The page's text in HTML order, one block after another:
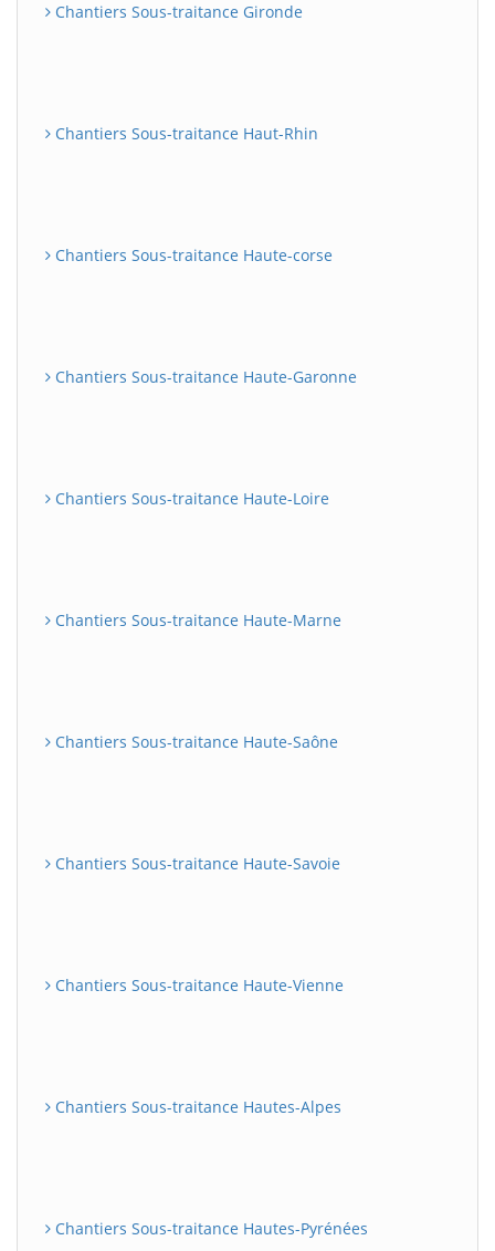
Chantiers Sous-traitance Gironde
Chantiers Sous-traitance Haut-Rhin
Chantiers Sous-traitance Haute-corse
Chantiers Sous-traitance Haute-Garonne
Chantiers Sous-traitance Haute-Loire
Chantiers Sous-traitance Haute-Marne
Chantiers Sous-traitance Haute-Saône
Chantiers Sous-traitance Haute-Savoie
Chantiers Sous-traitance Haute-Vienne
Chantiers Sous-traitance Hautes-Alpes
Chantiers Sous-traitance Hautes-Pyrénées